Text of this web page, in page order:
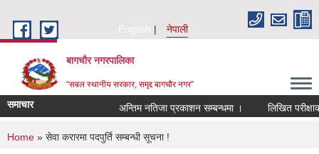
English
नेपाली
बागचौर नगरपालिका
“सबल स्थानीय सरकार, समृद्द बागचौर नगर”
समाचार अन्तिम नतिजा प्रकाशन सम्बन्धमा । लिखित
You are here
Home » सेवा करारमा पदपुर्ति सम्बन्धी सूचना !